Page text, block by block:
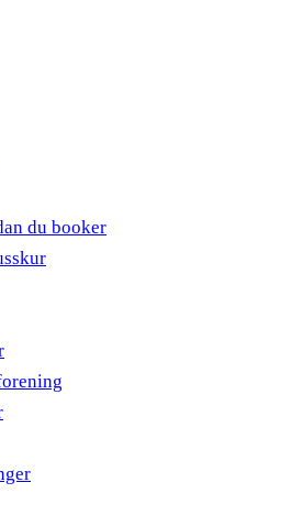
du booker